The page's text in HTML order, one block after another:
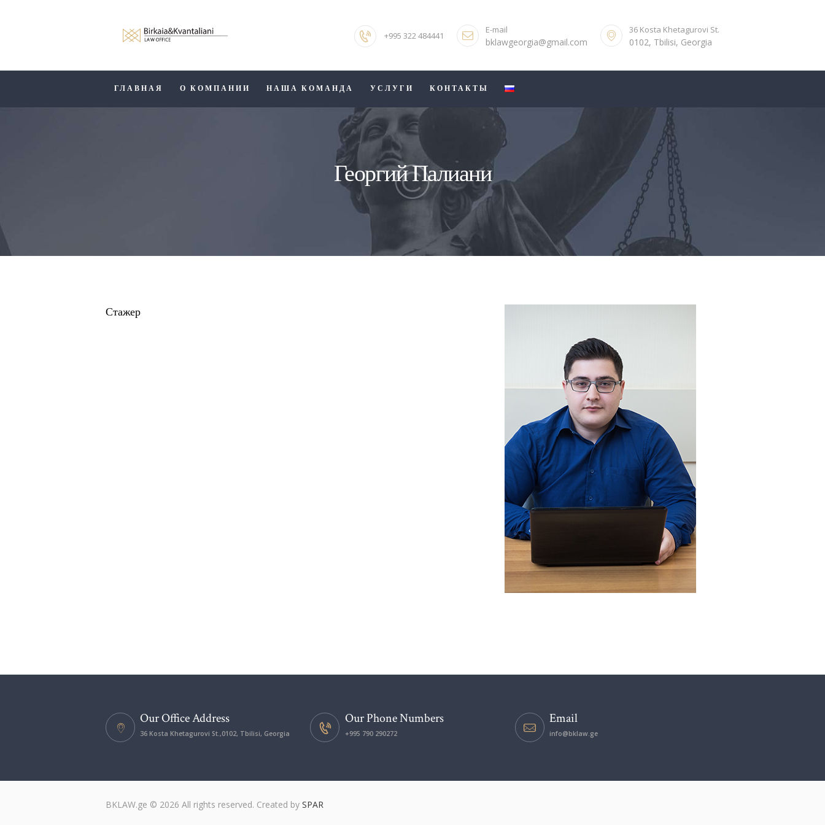
+995 322 484441
E-mail
bklawgeorgia@gmail.com
36 Kosta Khetagurovi St.
0102, Tbilisi, Georgia
ГЛАВНАЯ О КОМПАНИИ НАША КОМАНДА УСЛУГИ КОНТАКТЫ
Георгий Палиани
О КОМПАНИИ
НАША КОМАНДА
УСЛУГИ
КОНТАКТЫ
Стажер
Our Office Address
36 Kosta Khetagurovi St.,0102, Tbilisi, Georgia
Our Phone Numbers
+995 790 290272
Email
info@bklaw.ge
BKLAW.ge © 2026 All rights reserved. Created by SPAR